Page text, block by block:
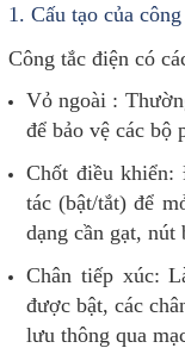
1. Cấu tạo của
Công tắc điện có
Vỏ ngoài :
để bảo vệ các bộ
Chốt điều khiển:
tác (bật/tắt) để
dạng cần gạt, nút
Chân tiếp xúc:
được bật, các
lưu thông qua